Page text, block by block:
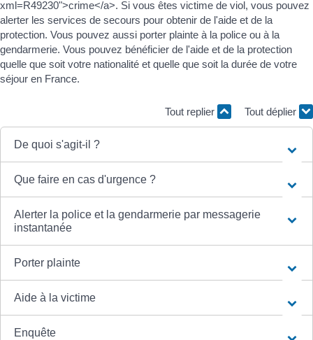
xml=R49230">crime</a>. Si vous êtes victime de viol, vous pouvez
alerter les services de secours pour obtenir de l'aide et de la
protection. Vous pouvez aussi porter plainte à la police ou à la
gendarmerie. Vous pouvez bénéficier de l'aide et de la protection
quelle que soit votre nationalité et quelle que soit la durée de votre
séjour en France.
Tout replier Tout déplier
De quoi s'agit-il ?
Que faire en cas d'urgence ?
Alerter la police et la gendarmerie par messagerie
instantanée
Porter plainte
Aide à la victime
Enquête